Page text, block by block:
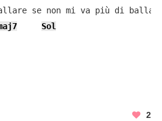
se non mi va più di
Sol
2